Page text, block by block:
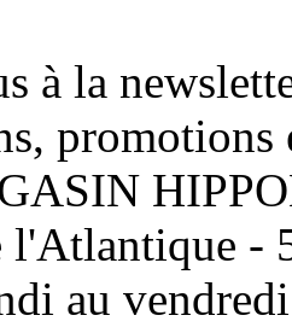
à la
promotions
l'Atlantique -
au